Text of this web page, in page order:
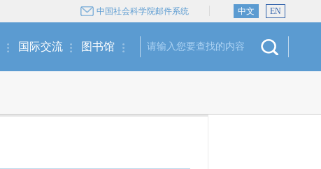
中国社会科学院邮件系统 中文 EN
国际交流 图书馆